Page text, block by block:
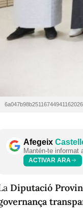
Afegeix
Mantén-te informat
ACTIVAR ARA
Diputació